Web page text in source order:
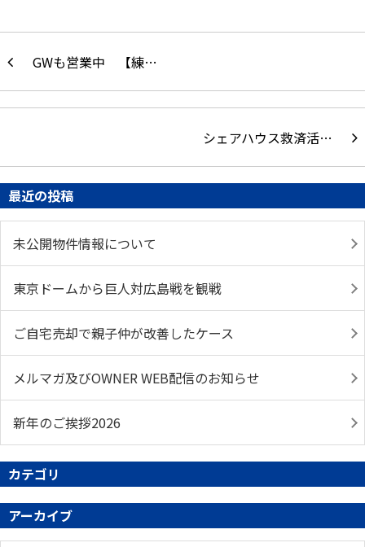
GWも営業中 【練…
シェアハウス救済活…
最近の投稿
未公開物件情報について
東京ドームから巨人対広島戦を観戦
ご自宅売却で親子仲が改善したケース
メルマガ及びOWNER WEB配信のお知らせ
新年のご挨拶2026
カテゴリ
アーカイブ